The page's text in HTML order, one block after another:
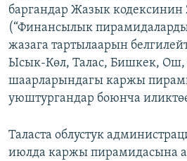
баргандар Жазык кодексинин
(“Финансылык
жазага тартылаарын
Ысык-Көл, Талас, Бишкек,
шаарларындагы каржы
уюштургандар боюнча
Таласта облустук
июлда каржы пирамидасына